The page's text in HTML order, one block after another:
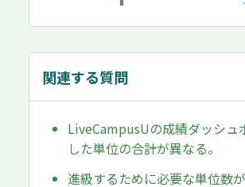
関連する質問
LiveCampusUの成績ダッシュ
した単位の合計が異なる。
進級するために必要な単位数